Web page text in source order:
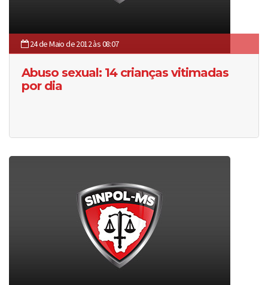
24 de Maio de 2012 às 08:07
Abuso sexual: 14 crianças vitimadas
por dia